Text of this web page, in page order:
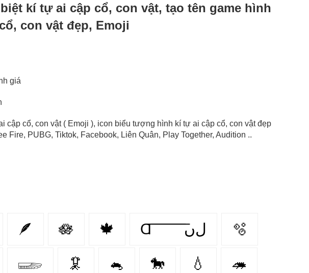
kí tự ai cập cổ, con vật, tạo tên game hình
con vật đẹp, Emoji
giá
cập cổ, con vật ( Emoji ), icon biểu tượng hình kí tự ai cập cổ, con vật đẹp
Fire, PUBG, Tiktok, Facebook, Liên Quân, Play Together, Audition ..
🪶 🪷 🍁 Ɑ͞ ͞ ͞ ͞ ͞ ͞ ͞ ͞ لﮞ 🫧
𓆃 🦑 🐁 🐎 💧 🦔